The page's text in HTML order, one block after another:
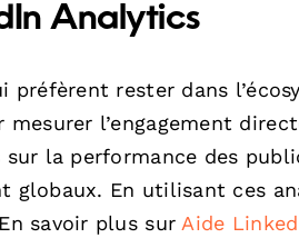
Analytics
préfèrent rester dans
mesurer l’engagement
la performance des
globaux. En utilisant ces
savoir plus sur Aide